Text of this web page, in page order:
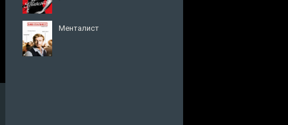
Менталист